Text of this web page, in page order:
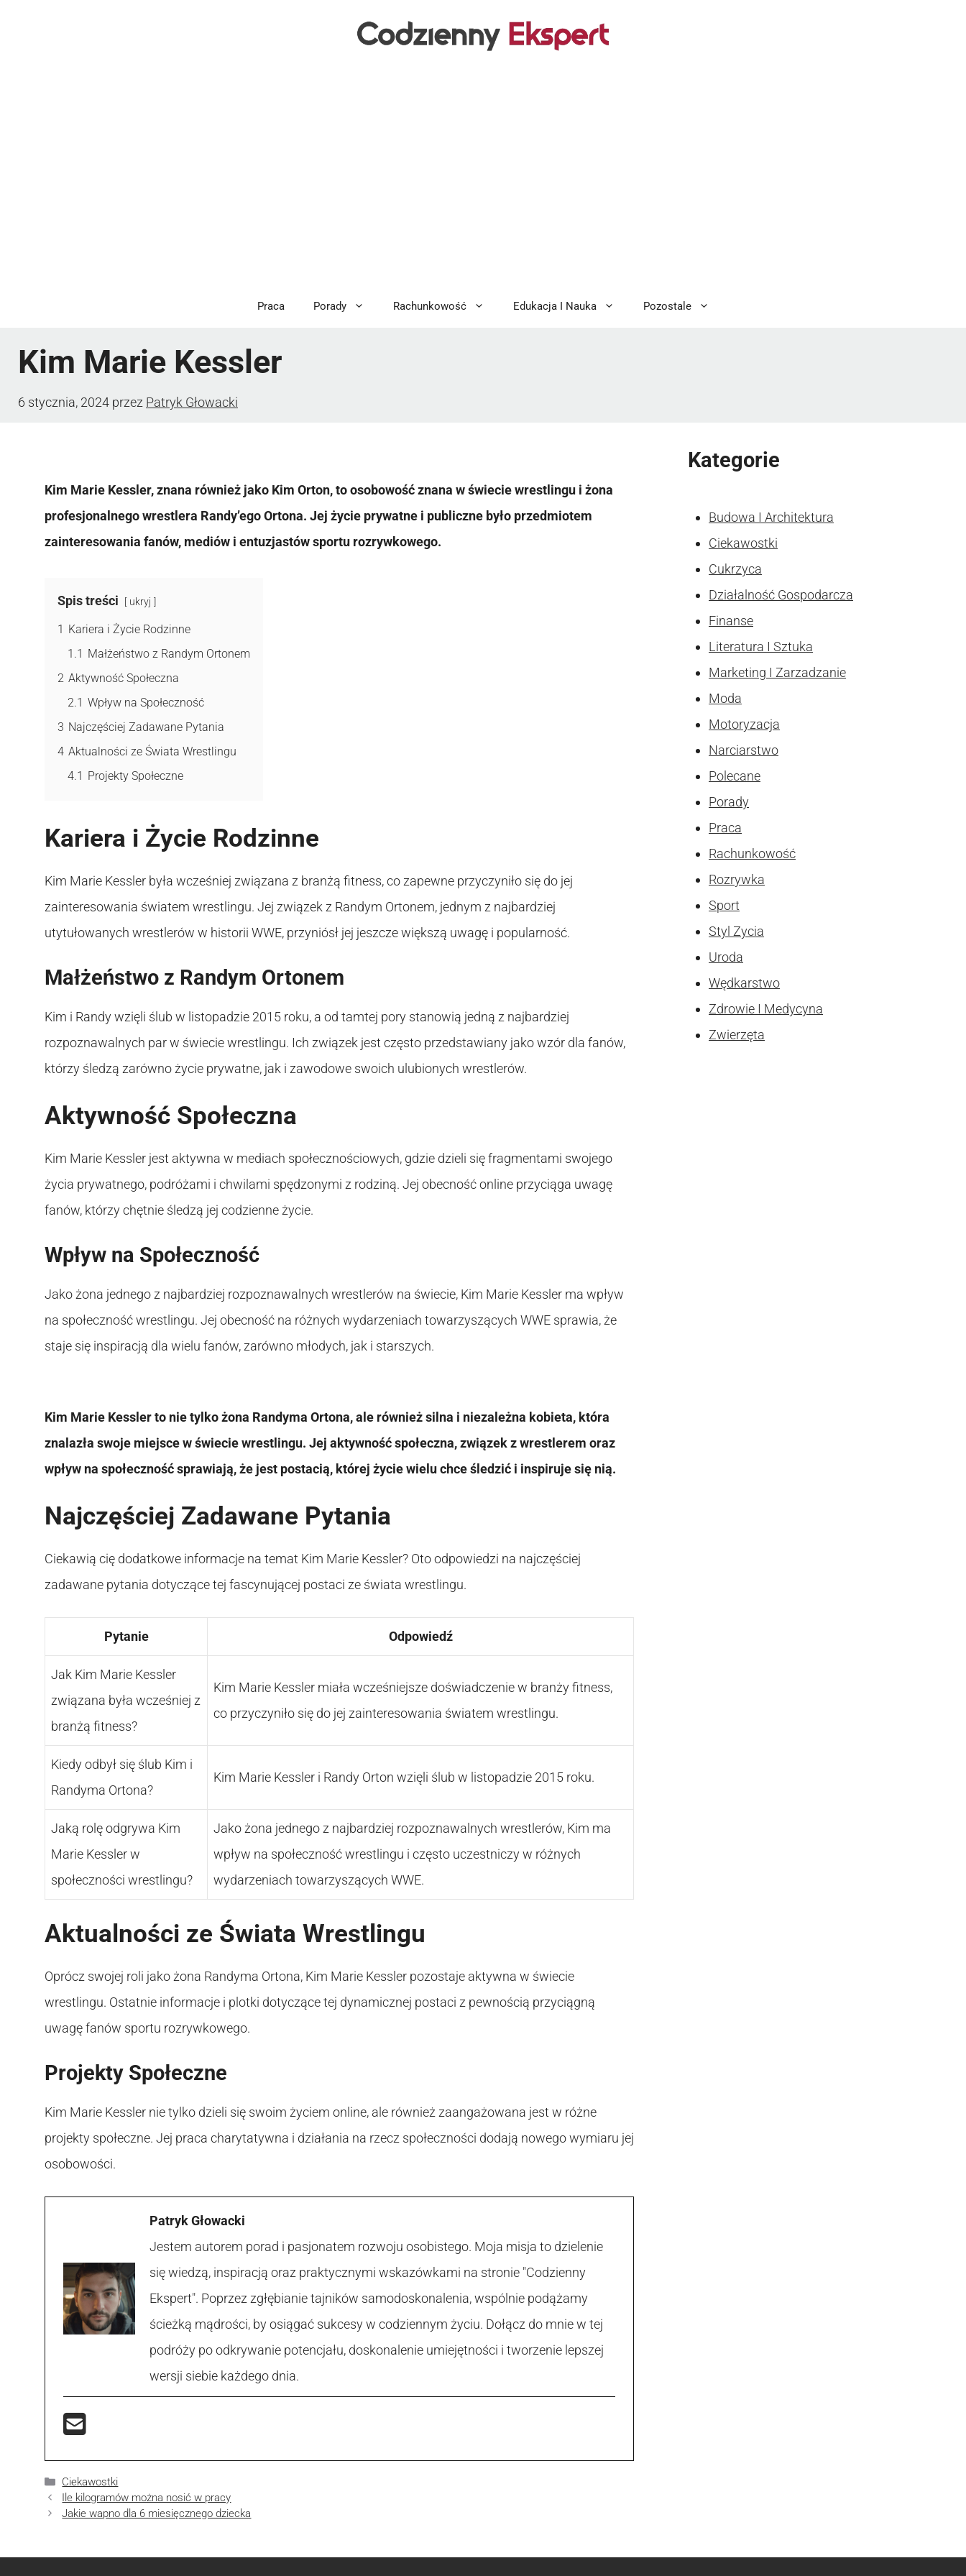
Praca Porady Rachunkowość Edukacja I Nauka Pozostale
Kim Marie Kessler
6 stycznia, 2024 przez Patryk Głowacki
Kim Marie Kessler, znana również jako Kim Orton, to osobowość znana w świecie wrestlingu i żona
profesjonalnego wrestlera Randy’ego Ortona. Jej życie prywatne i publiczne było przedmiotem
zainteresowania fanów, mediów i entuzjastów sportu rozrywkowego.
Spis treści ukryj
1 Kariera i Życie Rodzinne
1.1 Małżeństwo z Randym Ortonem
2 Aktywność Społeczna
2.1 Wpływ na Społeczność
3 Najczęściej Zadawane Pytania
4 Aktualności ze Świata Wrestlingu
4.1 Projekty Społeczne
Kariera i Życie Rodzinne
Kim Marie Kessler była wcześniej związana z branżą fitness, co zapewne przyczyniło się do jej
zainteresowania światem wrestlingu. Jej związek z Randym Ortonem, jednym z najbardziej
utytułowanych wrestlerów w historii WWE, przyniósł jej jeszcze większą uwagę i popularność.
Małżeństwo z Randym Ortonem
Kim i Randy wzięli ślub w listopadzie 2015 roku, a od tamtej pory stanowią jedną z najbardziej
rozpoznawalnych par w świecie wrestlingu. Ich związek jest często przedstawiany jako wzór dla fanów,
którzy śledzą zarówno życie prywatne, jak i zawodowe swoich ulubionych wrestlerów.
Aktywność Społeczna
Kim Marie Kessler jest aktywna w mediach społecznościowych, gdzie dzieli się fragmentami swojego
życia prywatnego, podróżami i chwilami spędzonymi z rodziną. Jej obecność online przyciąga uwagę
fanów, którzy chętnie śledzą jej codzienne życie.
Wpływ na Społeczność
Jako żona jednego z najbardziej rozpoznawalnych wrestlerów na świecie, Kim Marie Kessler ma wpływ
na społeczność wrestlingu. Jej obecność na różnych wydarzeniach towarzyszących WWE sprawia, że
staje się inspiracją dla wielu fanów, zarówno młodych, jak i starszych.
Kim Marie Kessler to nie tylko żona Randyma Ortona, ale również silna i niezależna kobieta, która
znalazła swoje miejsce w świecie wrestlingu. Jej aktywność społeczna, związek z wrestlerem oraz
wpływ na społeczność sprawiają, że jest postacią, której życie wielu chce śledzić i inspiruje się nią.
Najczęściej Zadawane Pytania
Ciekawią cię dodatkowe informacje na temat Kim Marie Kessler? Oto odpowiedzi na najczęściej
zadawane pytania dotyczące tej fascynującej postaci ze świata wrestlingu.
Pytanie Odpowiedź
Jak Kim Marie Kessler
związana była wcześniej z
branżą fitness?
Kim Marie Kessler miała wcześniejsze doświadczenie w branży fitness,
co przyczyniło się do jej zainteresowania światem wrestlingu.
Kiedy odbył się ślub Kim i
Randyma Ortona?
Kim Marie Kessler i Randy Orton wzięli ślub w listopadzie 2015 roku.
Jaką rolę odgrywa Kim
Marie Kessler w
społeczności wrestlingu?
Jako żona jednego z najbardziej rozpoznawalnych wrestlerów, Kim ma
wpływ na społeczność wrestlingu i często uczestniczy w różnych
wydarzeniach towarzyszących WWE.
Aktualności ze Świata Wrestlingu
Oprócz swojej roli jako żona Randyma Ortona, Kim Marie Kessler pozostaje aktywna w świecie
wrestlingu. Ostatnie informacje i plotki dotyczące tej dynamicznej postaci z pewnością przyciągną
uwagę fanów sportu rozrywkowego.
Projekty Społeczne
Kim Marie Kessler nie tylko dzieli się swoim życiem online, ale również zaangażowana jest w różne
projekty społeczne. Jej praca charytatywna i działania na rzecz społeczności dodają nowego wymiaru jej
osobowości.
Patryk Głowacki
Jestem autorem porad i pasjonatem rozwoju osobistego. Moja misja to dzielenie
się wiedzą, inspiracją oraz praktycznymi wskazówkami na stronie "Codzienny
Ekspert". Poprzez zgłębianie tajników samodoskonalenia, wspólnie podążamy
ścieżką mądrości, by osiągać sukcesy w codziennym życiu. Dołącz do mnie w tej
podróży po odkrywanie potencjału, doskonalenie umiejętności i tworzenie lepszej
wersji siebie każdego dnia.
Kategorie
Ciekawostki
Ile kilogramów można nosić w pracy
Jakie wapno dla 6 miesięcznego dziecka
Kategorie
Budowa I Architektura
Ciekawostki
Cukrzyca
Działalność Gospodarcza
Finanse
Literatura I Sztuka
Marketing I Zarzadzanie
Moda
Motoryzacja
Narciarstwo
Polecane
Porady
Praca
Rachunkowość
Rozrywka
Sport
Styl Zycia
Uroda
Wędkarstwo
Zdrowie I Medycyna
Zwierzęta